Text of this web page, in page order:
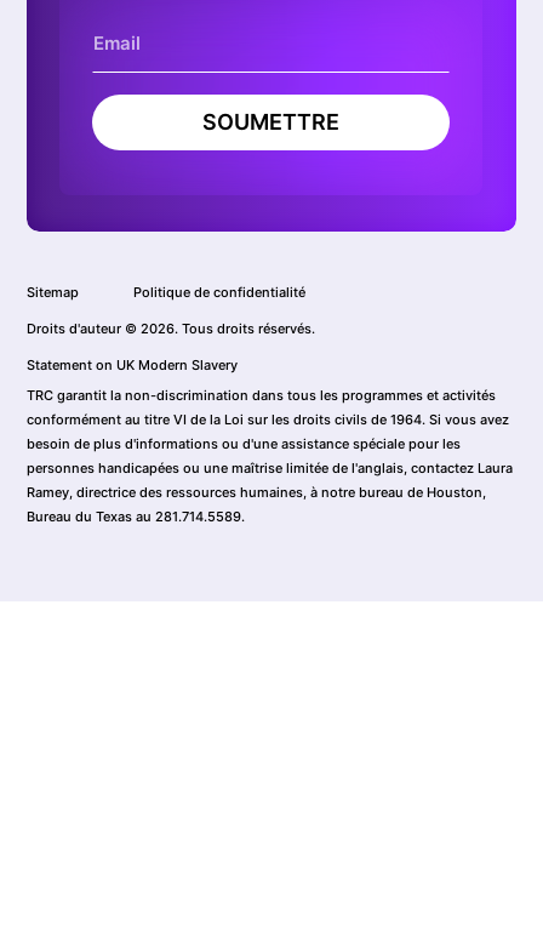
SOUMETTRE
Sitemap Politique de confidentialité
Droits d'auteur © 2026. Tous droits réservés.
Statement on UK Modern Slavery
TRC garantit la non-discrimination dans tous les programmes et activités
conformément au titre VI de la Loi sur les droits civils de 1964. Si vous avez
besoin de plus d'informations ou d'une assistance spéciale pour les
personnes handicapées ou une maîtrise limitée de l'anglais, contactez Laura
Ramey, directrice des ressources humaines, à notre bureau de Houston,
Bureau du Texas au 281.714.5589.